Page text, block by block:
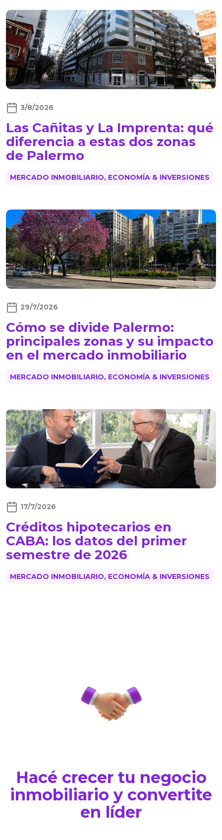
3/8/2026
Las Cañitas y La Imprenta: qué
diferencia a estas dos zonas
de Palermo
MERCADO INMOBILIARIO, ECONOMÍA & INVERSIONES
29/7/2026
Cómo se divide Palermo:
principales zonas y su impacto
en el mercado inmobiliario
MERCADO INMOBILIARIO, ECONOMÍA & INVERSIONES
17/7/2026
Créditos hipotecarios en
CABA: los datos del primer
semestre de 2026
MERCADO INMOBILIARIO, ECONOMÍA & INVERSIONES
Hacé crecer tu negocio
inmobiliario y convertite
en líder